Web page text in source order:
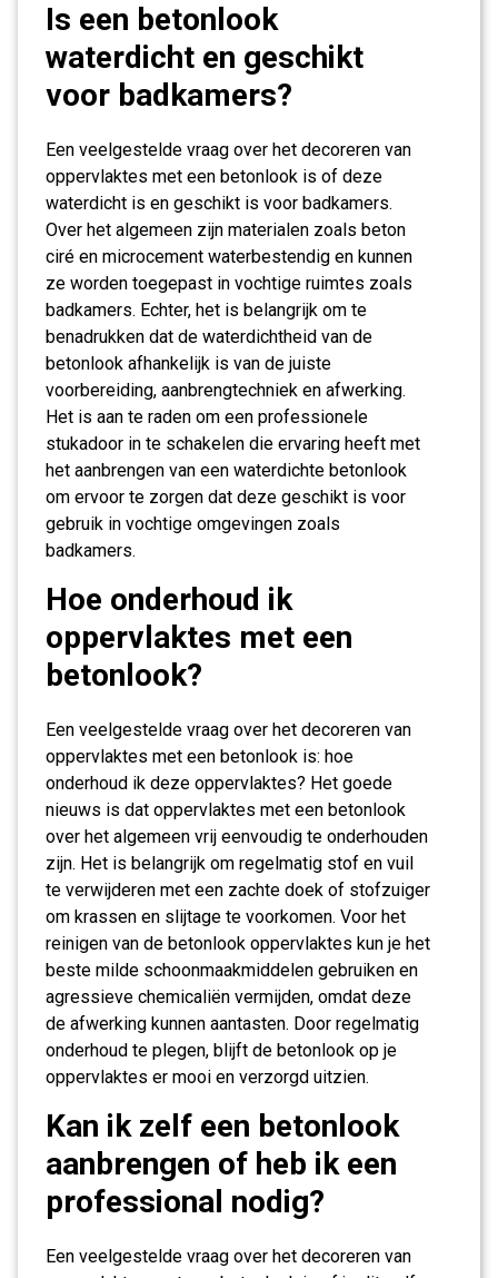
Is een betonlook
waterdicht en geschikt
voor badkamers?
Een veelgestelde vraag over het decoreren van
oppervlaktes met een betonlook is of deze
waterdicht is en geschikt is voor badkamers.
Over het algemeen zijn materialen zoals beton
ciré en microcement waterbestendig en kunnen
ze worden toegepast in vochtige ruimtes zoals
badkamers. Echter, het is belangrijk om te
benadrukken dat de waterdichtheid van de
betonlook afhankelijk is van de juiste
voorbereiding, aanbrengtechniek en afwerking.
Het is aan te raden om een professionele
stukadoor in te schakelen die ervaring heeft met
het aanbrengen van een waterdichte betonlook
om ervoor te zorgen dat deze geschikt is voor
gebruik in vochtige omgevingen zoals
badkamers.
Hoe onderhoud ik
oppervlaktes met een
betonlook?
Een veelgestelde vraag over het decoreren van
oppervlaktes met een betonlook is: hoe
onderhoud ik deze oppervlaktes? Het goede
nieuws is dat oppervlaktes met een betonlook
over het algemeen vrij eenvoudig te onderhouden
zijn. Het is belangrijk om regelmatig stof en vuil
te verwijderen met een zachte doek of stofzuiger
om krassen en slijtage te voorkomen. Voor het
reinigen van de betonlook oppervlaktes kun je het
beste milde schoonmaakmiddelen gebruiken en
agressieve chemicaliën vermijden, omdat deze
de afwerking kunnen aantasten. Door regelmatig
onderhoud te plegen, blijft de betonlook op je
oppervlaktes er mooi en verzorgd uitzien.
Kan ik zelf een betonlook
aanbrengen of heb ik een
professional nodig?
Een veelgestelde vraag over het decoreren van